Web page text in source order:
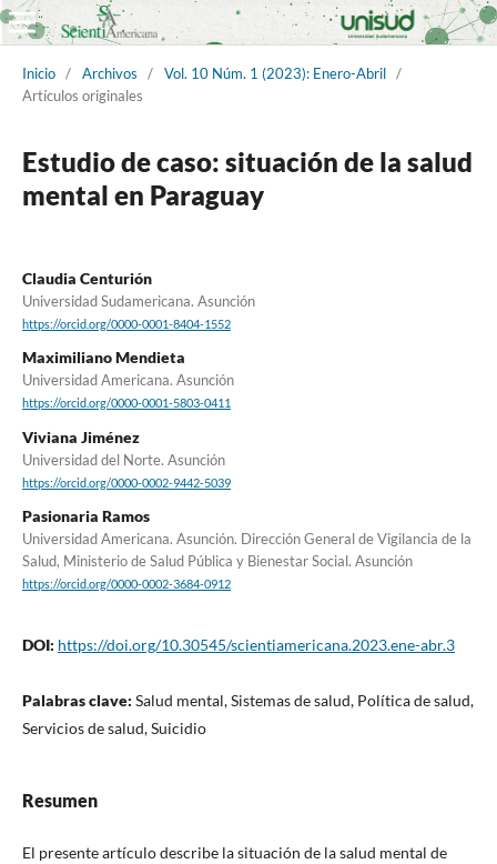
Inicio / Archivos / Vol. 10 Núm. 1 (2023): Enero-Abril /
Artículos originales
Estudio de caso: situación de la salud
mental en Paraguay
Claudia Centurión
Universidad Sudamericana. Asunción
https://orcid.org/0000-0001-8404-1552
Maximiliano Mendieta
Universidad Americana. Asunción
https://orcid.org/0000-0001-5803-0411
Viviana Jiménez
Universidad del Norte. Asunción
https://orcid.org/0000-0002-9442-5039
Pasionaria Ramos
Universidad Americana. Asunción. Dirección General de Vigilancia de la
Salud, Ministerio de Salud Pública y Bienestar Social. Asunción
https://orcid.org/0000-0002-3684-0912
DOI: https://doi.org/10.30545/scientiamericana.2023.ene-abr.3
Palabras clave: Salud mental, Sistemas de salud, Política de salud,
Servicios de salud, Suicidio
Resumen
El presente artículo describe la situación de la salud mental de